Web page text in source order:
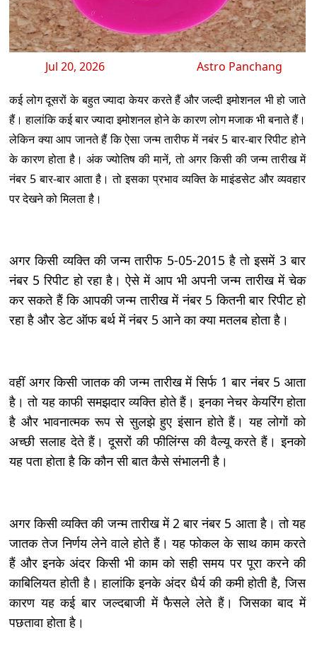
Jul 20, 2026 Astro Panchang
कई लोग दूसरों के बहुत ज्यादा केयर करते हैं और जल्दी इमोशनल भी हो जाते
हैं। हालांकि कई बार ज्यादा इमोशनल होने के कारण लोग मजाक भी बनाते हैं।
लेकिन क्या आप जानते हैं कि ऐसा जन्म तारीफ में नबंर 5 बार-बार रिपीट होने
के कारण होता है। अंक ज्योतिष की मानें, तो अगर किसी की जन्म तारीख में
नंबर 5 बार-बार आता है। तो इसका प्रभाव व्यक्ति के माइंडसेट और व्यवहार
पर देखने को मिलता है।
अगर किसी व्यक्ति की जन्म तारीफ 5-05-2015 है तो इसमें 3 बार
नंबर 5 रिपीट हो रहा है। ऐसे में आप भी अपनी जन्म तारीख में चेक
कर सकते हैं कि आपकी जन्म तारीख में नंबर 5 कितनी बार रिपीट हो
रहा है और डेट ऑफ बर्थ में नंबर 5 आने का क्या मतलब होता है।
वहीं अगर किसी जातक की जन्म तारीख में सिर्फ 1 बार नंबर 5 आता
है। तो यह काफी समझदार व्यक्ति होते हैं। इनका नेचर केयरिंग होता
है और भावनात्मक रूप से सुलझे हुए इंसान होते हैं। यह लोगों को
अच्छी सलाह देते हैं। दूसरों की फीलिंग्स की वैल्यू करते हैं। इनको
यह पता होता है कि कौन सी बात कैसे संभालनी है।
अगर किसी व्यक्ति की जन्म तारीख में 2 बार नंबर 5 आता है। तो यह
जातक तेज निर्णय लेने वाले होते हैं। यह फोकल के साथ काम करते
हैं और इनके अंदर किसी भी काम को सही समय पर पूरा करने की
काबिलियत होती है। हालांकि इनके अंदर धैर्य की कमी होती है, जिस
कारण यह कई बार जल्दबाजी में फैसले लेते हैं। जिसका बाद में
पछतावा होता है।